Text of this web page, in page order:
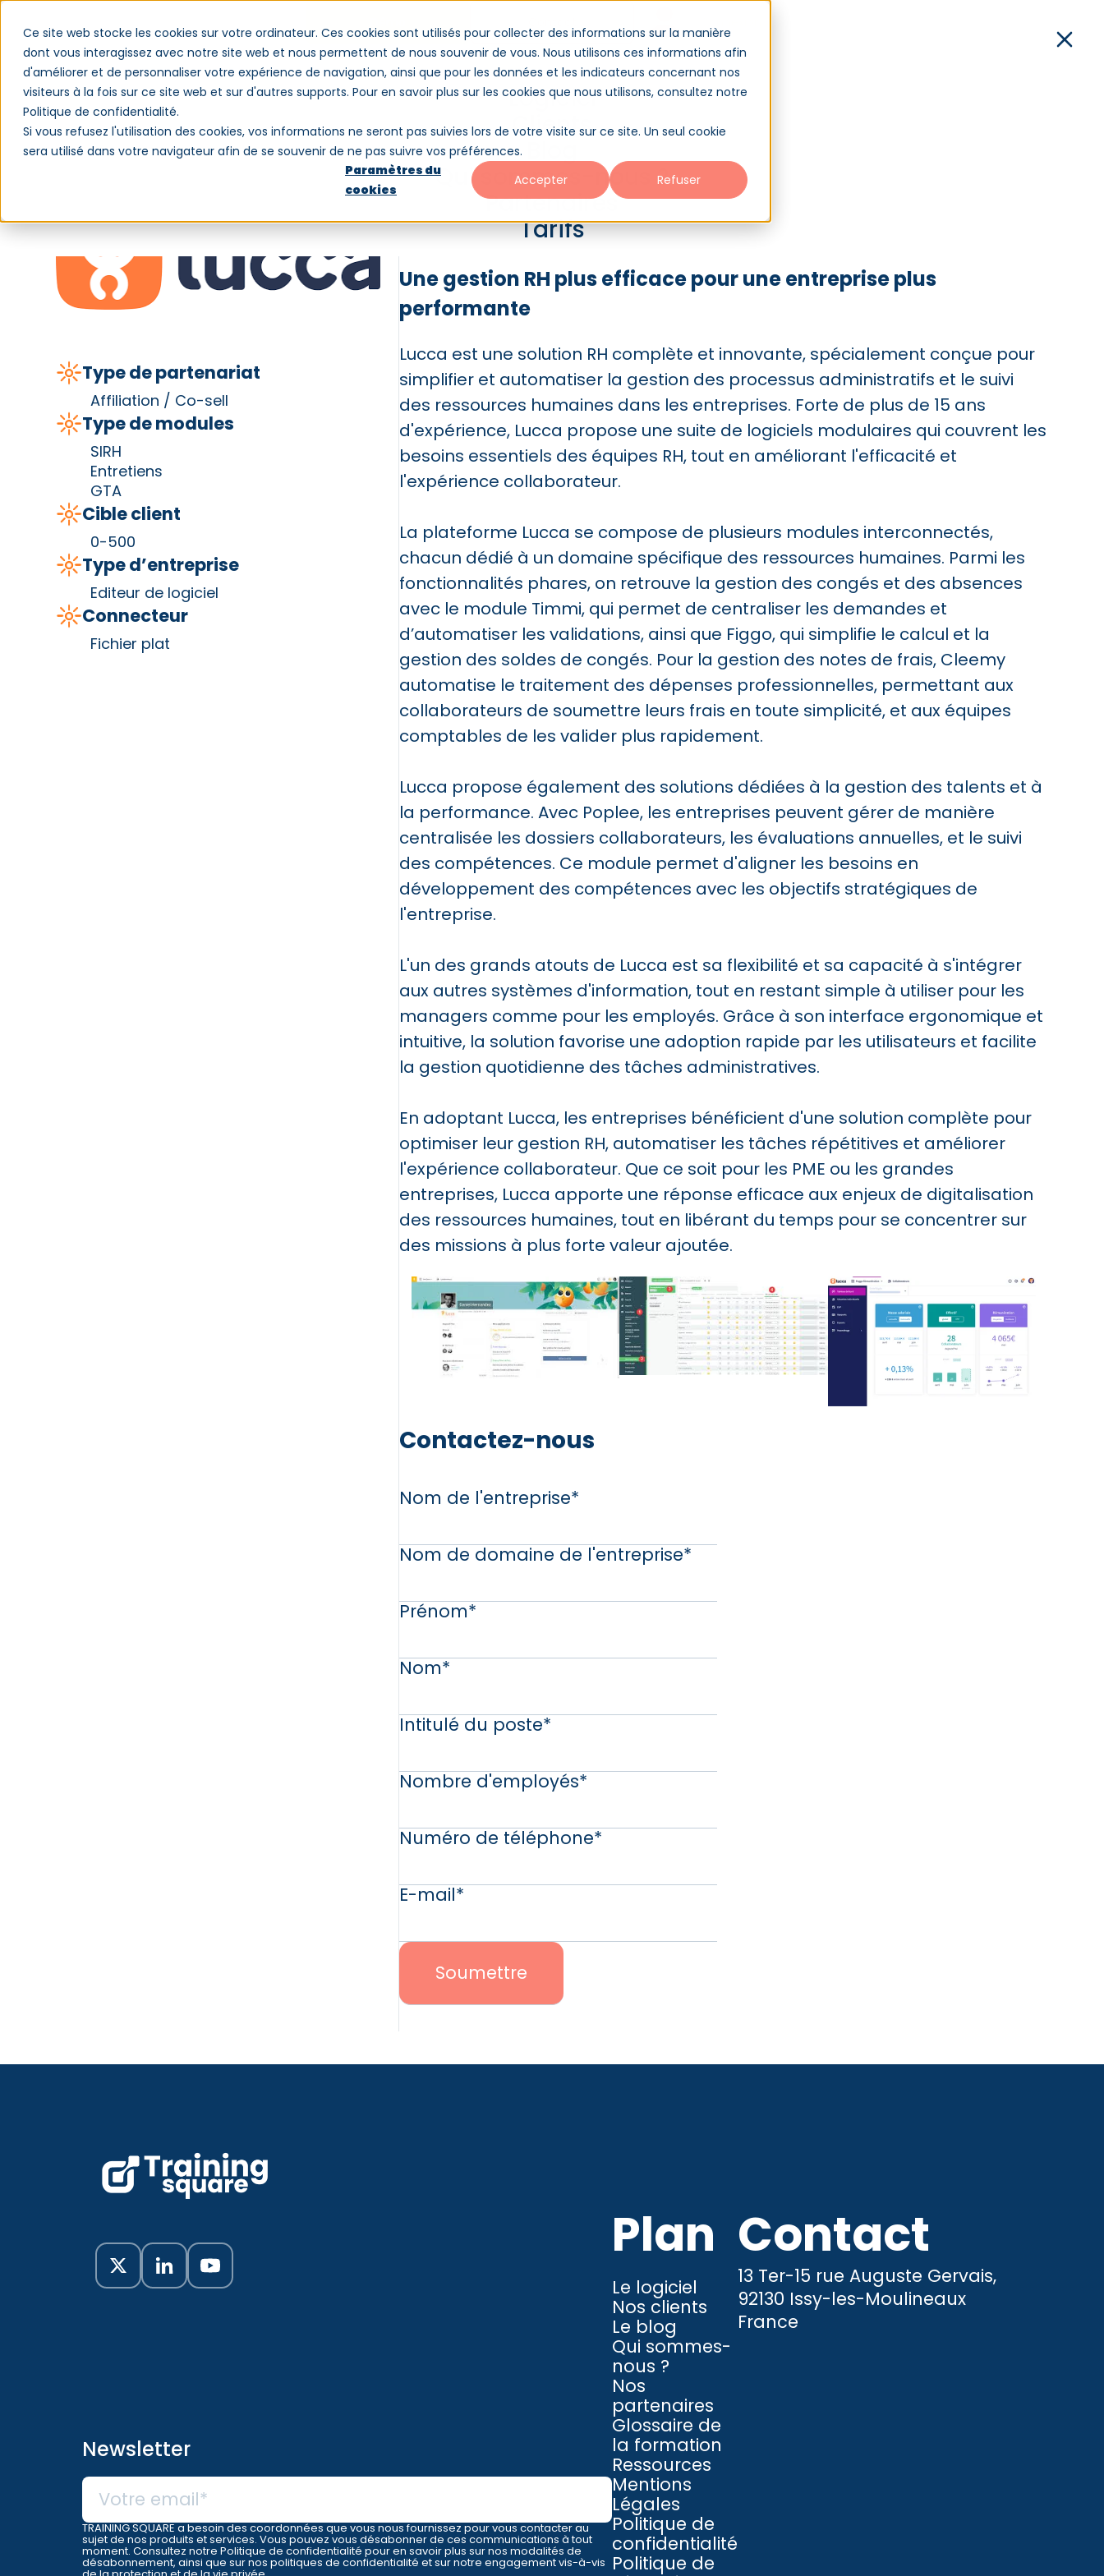
Ce site web stocke les cookies sur votre ordinateur. Ces cookies sont utilisés pour collecter des informations sur la manière
dont vous interagissez avec notre site web et nous permettent de nous souvenir de vous. Nous utilisons ces informations afin
d'améliorer et de personnaliser votre expérience de navigation, ainsi que pour les données et les indicateurs concernant nos
visiteurs à la fois sur ce site web et sur d'autres supports. Pour en savoir plus sur les cookies que nous utilisons, consultez notre
Politique de confidentialité.
Si vous refusez l'utilisation des cookies, vos informations ne seront pas suivies lors de votre visite sur ce site. Un seul cookie
sera utilisé dans votre navigateur afin de se souvenir de ne pas suivre vos préférences.
Paramètres du
cookies
Accepter Refuser
LogicielClientsBlogQui sommes-nous ?PartenairesTarifs
Logiciel
Clients
Qui sommes-nous ?
Partenaires
Tarifs
Type de partenariat
Affiliation / Co-sell
Type de modules
SIRH
Entretiens
GTA
Cible client
0-500
Type d’entreprise
Editeur de logiciel
Connecteur
Fichier plat
Lucca
Une gestion RH plus efficace pour une entreprise plus
performante
Lucca est une solution RH complète et innovante, spécialement conçue pour
simplifier et automatiser la gestion des processus administratifs et le suivi
des ressources humaines dans les entreprises. Forte de plus de 15 ans
d'expérience, Lucca propose une suite de logiciels modulaires qui couvrent les
besoins essentiels des équipes RH, tout en améliorant l'efficacité et
l'expérience collaborateur.
La plateforme Lucca se compose de plusieurs modules interconnectés,
chacun dédié à un domaine spécifique des ressources humaines. Parmi les
fonctionnalités phares, on retrouve la gestion des congés et des absences
avec le module Timmi, qui permet de centraliser les demandes et
d’automatiser les validations, ainsi que Figgo, qui simplifie le calcul et la
gestion des soldes de congés. Pour la gestion des notes de frais, Cleemy
automatise le traitement des dépenses professionnelles, permettant aux
collaborateurs de soumettre leurs frais en toute simplicité, et aux équipes
comptables de les valider plus rapidement.
Lucca propose également des solutions dédiées à la gestion des talents et à
la performance. Avec Poplee, les entreprises peuvent gérer de manière
centralisée les dossiers collaborateurs, les évaluations annuelles, et le suivi
des compétences. Ce module permet d'aligner les besoins en
développement des compétences avec les objectifs stratégiques de
l'entreprise.
L'un des grands atouts de Lucca est sa flexibilité et sa capacité à s'intégrer
aux autres systèmes d'information, tout en restant simple à utiliser pour les
managers comme pour les employés. Grâce à son interface ergonomique et
intuitive, la solution favorise une adoption rapide par les utilisateurs et facilite
la gestion quotidienne des tâches administratives.
En adoptant Lucca, les entreprises bénéficient d'une solution complète pour
optimiser leur gestion RH, automatiser les tâches répétitives et améliorer
l'expérience collaborateur. Que ce soit pour les PME ou les grandes
entreprises, Lucca apporte une réponse efficace aux enjeux de digitalisation
des ressources humaines, tout en libérant du temps pour se concentrer sur
des missions à plus forte valeur ajoutée.
Contactez-nous
Nom de l'entreprise*
Nom de domaine de l'entreprise*
Prénom*
Nom*
Intitulé du poste*
Nombre d'employés*
Numéro de téléphone*
E-mail*
Newsletter
TRAINING SQUARE a besoin des coordonnées que vous nous fournissez pour vous contacter au
sujet de nos produits et services. Vous pouvez vous désabonner de ces communications à tout
moment. Consultez notre Politique de confidentialité pour en savoir plus sur nos modalités de
désabonnement, ainsi que sur nos politiques de confidentialité et sur notre engagement vis-à-vis
Plan
Le logiciel
Nos clients
Le blog
Qui sommes-
nous ?
Nos
partenaires
Glossaire de
la formation
Ressources
Mentions
Légales
Politique de
confidentialité
Politique de
Contact
13 Ter-15 rue Auguste Gervais,
92130 Issy-les-Moulineaux
France